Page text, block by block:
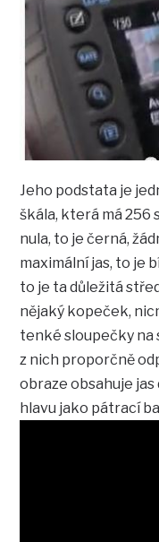
Jeho podstata je
škála, která má 256
nula, to je černá,
maximální jas, to je
to je ta důležitá
nějaký kopeček,
tenké sloupečky na
z nich proporčně
obraze obsahuje
hlavu jako pátrací